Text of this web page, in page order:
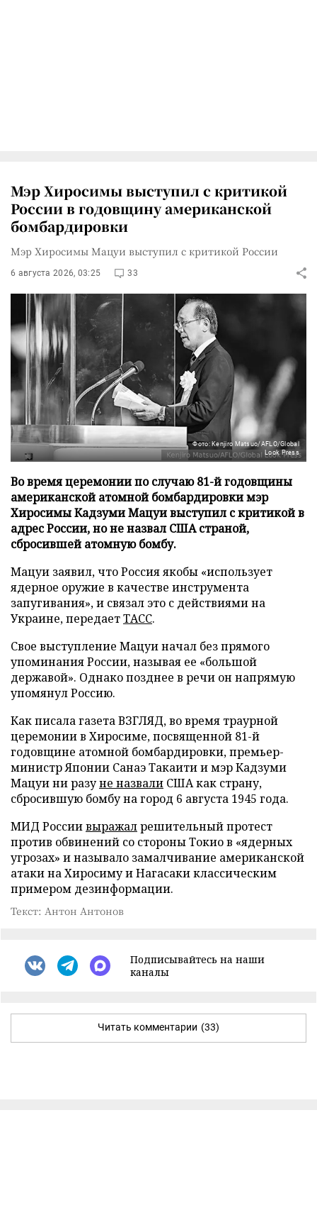
Мэр Хиросимы выступил с критикой
России в годовщину американской
бомбардировки
Мэр Хиросимы Мацуи выступил с критикой России
6 августа 2026, 03:25 33
Фото: Kenjiro Matsuo/AFLO/Global
Look Press
Во время церемонии по случаю 81-й годовщины
американской атомной бомбардировки мэр
Хиросимы Кадзуми Мацуи выступил с критикой в
адрес России, но не назвал США страной,
сбросившей атомную бомбу.
Мацуи заявил, что Россия якобы «использует
ядерное оружие в качестве инструмента
запугивания», и связал это с действиями на
Украине, передаетТАСС.
Свое выступление Мацуи начал без прямого
упоминания России, называя ее «большой
державой». Однако позднее в речи он напрямую
упомянул Россию.
Как писала газета ВЗГЛЯД, во время траурной
церемонии в Хиросиме, посвященной 81-й
годовщине атомной бомбардировки, премьер-
министр Японии Санаэ Такаити и мэр Кадзуми
Мацуи ни разуне назвали США как страну,
сбросившую бомбу на город 6 августа 1945 года.
МИД Россиивыражалрешительный протест
против обвинений со стороны Токио в «ядерных
угрозах» и называло замалчивание американской
атаки на Хиросиму и Нагасаки классическим
примером дезинформации.
Текст: Антон Антонов
Подписывайтесь на наши
каналы
Читать комментарии (33)